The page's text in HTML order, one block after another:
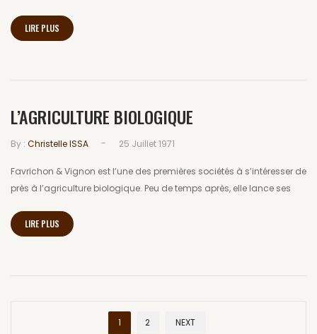
LIRE PLUS
L’AGRICULTURE BIOLOGIQUE
By : Christelle ISSA - 25 Juillet 1971
Favrichon & Vignon est l’une des premières sociétés à s’intéresser de
près à l’agriculture biologique. Peu de temps après, elle lance ses
LIRE PLUS
1 2 NEXT